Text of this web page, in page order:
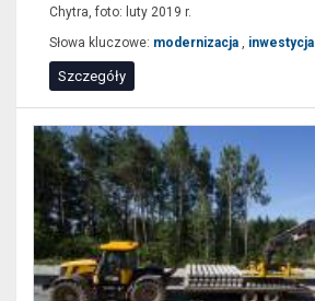
Chytra, foto: luty 2019 r.
Słowa kluczowe: modernizacja , inwestycja
Szczegóły